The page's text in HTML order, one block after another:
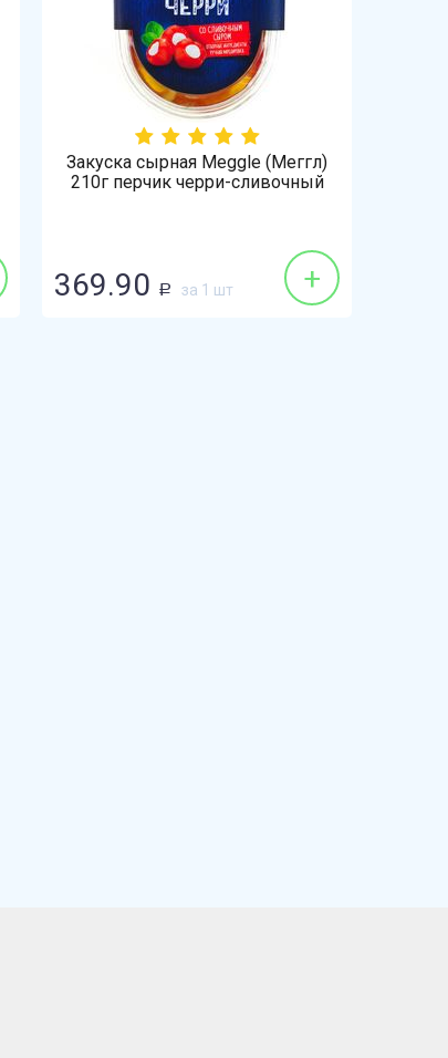
Закуска сырная Meggle (Меггл)
210г перчик черри-сливочный
369.90 Р за 1 шт +